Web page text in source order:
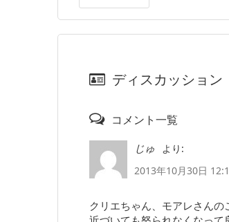
ディスカッション
コメント一覧
じゅ
より:
2013年10月30日
クリエちゃん、モアレさんの